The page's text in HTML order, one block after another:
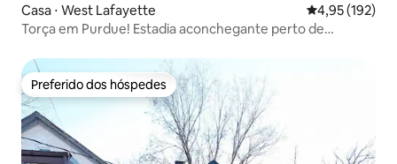
Casa ⋅ West Lafayette 4,95 de uma
4,95 (192)
Torça em Purdue! Estadia aconchegante perto de
Preferido dos hóspedes
Preferido dos hóspedes